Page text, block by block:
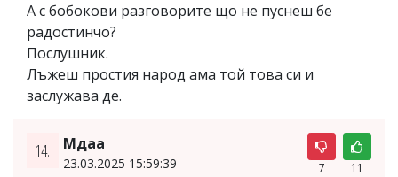
A с бобокови разговорите що не пуснеш бе
радостинчо?
Послушник.
Лъжеш простия народ ама той това си и
заслужава де.
14. Мдаа
23.03.2025 15:59:39 7 11